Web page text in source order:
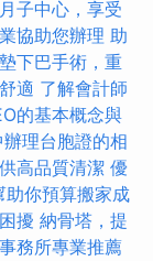
子中心，享受
協助您辦理 助
墊下巴手術，重
適 了解會計師
的基本概念與
辦理台胞證的相
高品質清潔 優
助你預算搬家成
擾 納骨塔，提
務所專業推薦